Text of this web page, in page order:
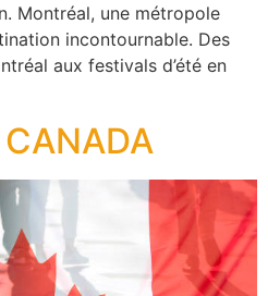
Montréal, une métropole
incontournable. Des
aux festivals d’été en